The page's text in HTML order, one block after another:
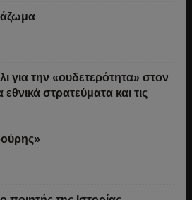
για την «ουδετερότητα» στον
στρατεύματα και τις